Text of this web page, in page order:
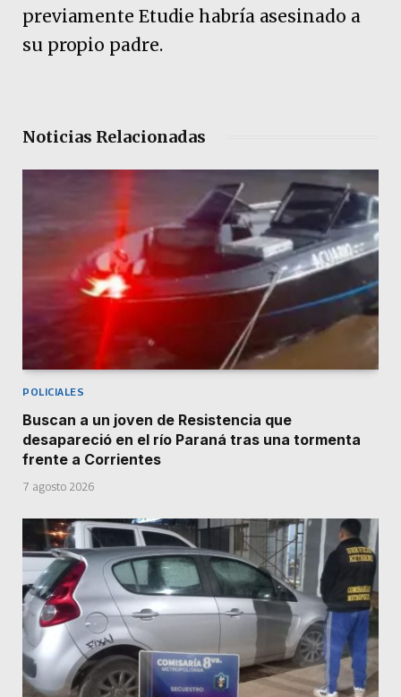
previamente Etudie habría asesinado a
su propio padre.
Noticias Relacionadas
POLICIALES
Buscan a un joven de Resistencia que
desapareció en el río Paraná tras una tormenta
frente a Corrientes
7 agosto 2026